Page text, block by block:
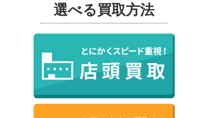
選べる買取方法